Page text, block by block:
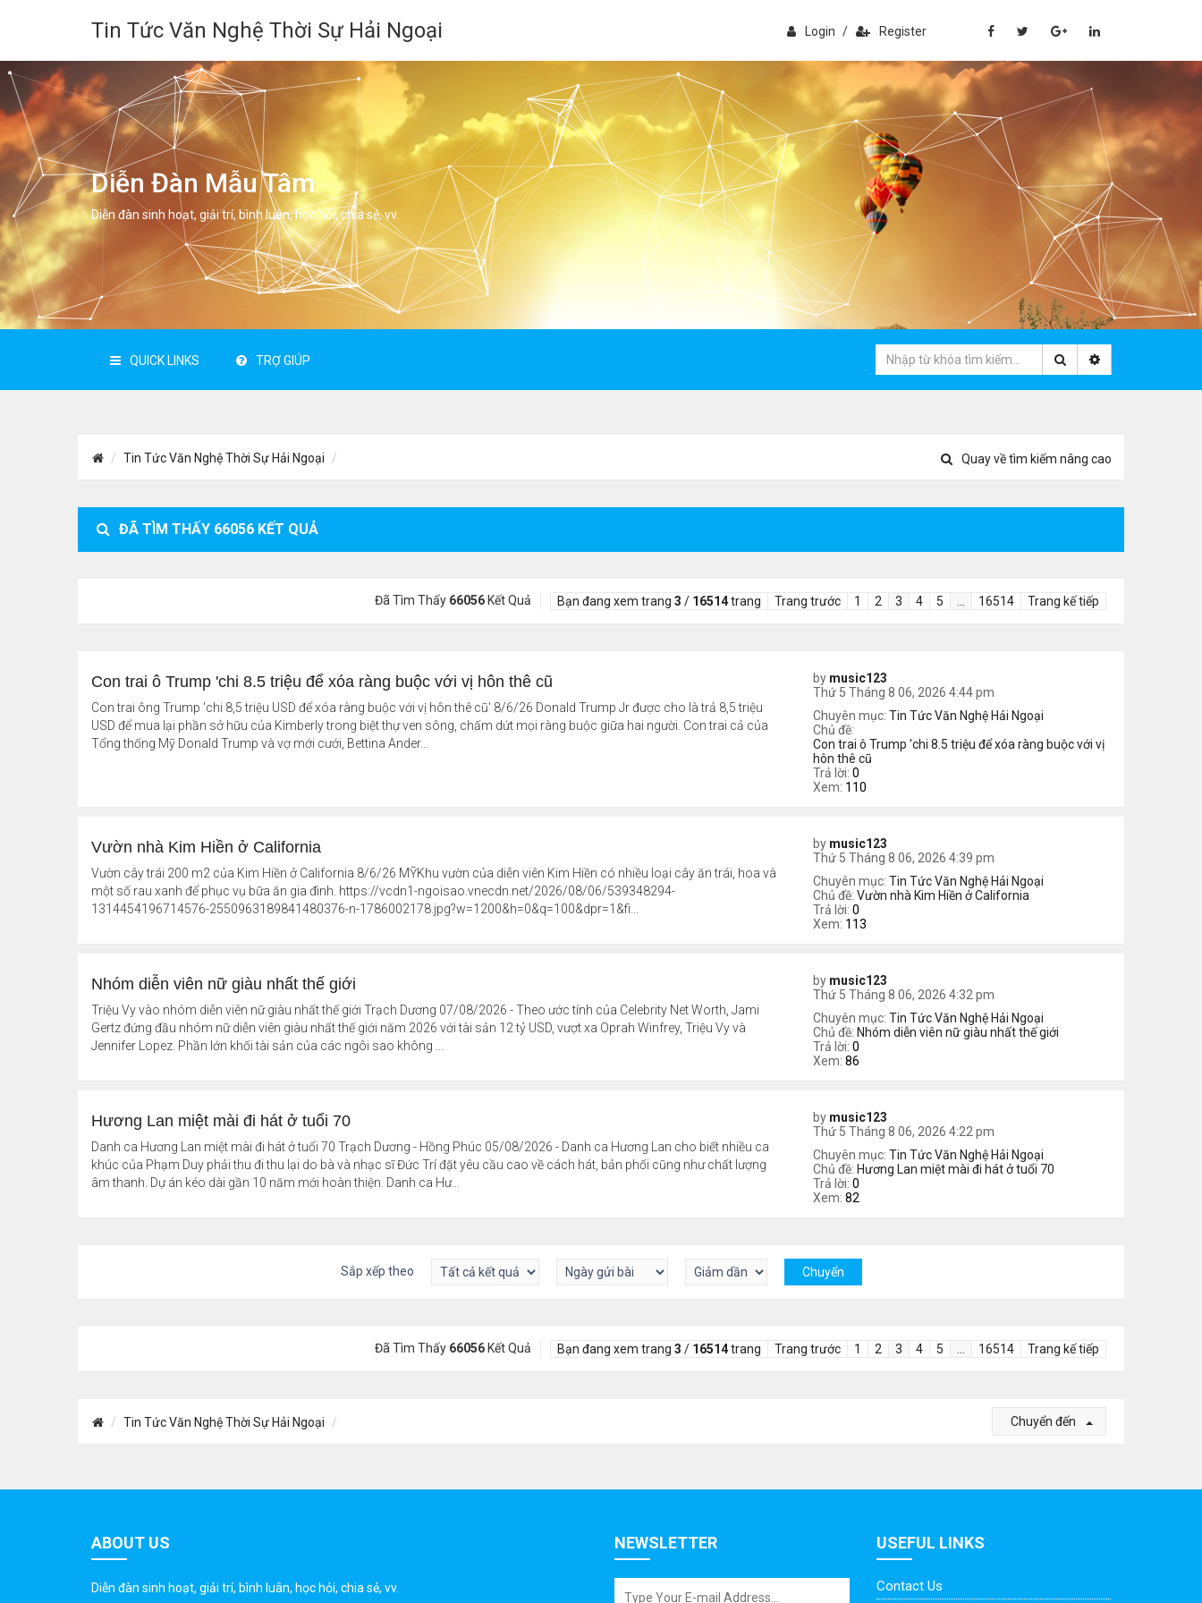
Tin Tức Văn Nghệ Thời Sự Hải Ngoại Login / Register
Diễn Đàn Mẫu Tâm
Diễn đàn sinh hoạt, giải trí, bình luân, học hỏi, chia sẻ, vv.
QUICK LINKS TRỢ GIÚP
Tin Tức Văn Nghệ Thời Sự Hải Ngoại Quay về tìm kiếm nâng cao
ĐÃ TÌM THẤY 66056 KẾT QUẢ
Đã Tìm Thấy 66056 Kết Quả Bạn đang xem trang 3 / 16514trang Trang trước 1 2 3 4 5 16514 Trang kế tiếp
by music123
Thứ 5 Tháng 8 06, 2026 4:44 pm
Chuyên mục: Tin Tức Văn Nghệ Hải Ngoại
Chủ đề:
Con trai ô Trump 'chi 8.5 triệu để xóa ràng buộc với vị
hôn thê cũ
Trả lời: 0
Xem: 110
Con trai ô Trump 'chi 8.5 triệu để xóa ràng buộc với vị hôn thê cũ
Con trai ông Trump 'chi 8,5 triệu USD để xóa ràng buộc với vị hôn thê cũ' 8/6/26 Donald Trump Jr được cho là trả 8,5 triệu
USD để mua lại phần sở hữu của Kimberly trong biệt thự ven sông, chấm dứt mọi ràng buộc giữa hai người. Con trai cả của
Tổng thống Mỹ Donald Trump và vợ mới cưới, Bettina Ander...
by music123
Thứ 5 Tháng 8 06, 2026 4:39 pm
Chuyên mục: Tin Tức Văn Nghệ Hải Ngoại
Chủ đề: Vườn nhà Kim Hiền ở California
Trả lời: 0
Xem: 113
Vườn nhà Kim Hiền ở California
Vườn cây trái 200 m2 của Kim Hiền ở California 8/6/26 MỸKhu vườn của diễn viên Kim Hiền có nhiều loại cây ăn trái, hoa và
một số rau xanh để phục vụ bữa ăn gia đình. https://vcdn1-ngoisao.vnecdn.net/2026/08/06/539348294-
1314454196714576-2550963189841480376-n-1786002178.jpg?w=1200&h=0&q=100&dpr=1&fi...
by music123
Thứ 5 Tháng 8 06, 2026 4:32 pm
Chuyên mục: Tin Tức Văn Nghệ Hải Ngoại
Chủ đề: Nhóm diễn viên nữ giàu nhất thế giới
Trả lời: 0
Xem: 86
Nhóm diễn viên nữ giàu nhất thế giới
Triệu Vy vào nhóm diễn viên nữ giàu nhất thế giới Trạch Dương 07/08/2026 - Theo ước tính của Celebrity Net Worth, Jami
Gertz đứng đầu nhóm nữ diễn viên giàu nhất thế giới năm 2026 với tài sản 12 tỷ USD, vượt xa Oprah Winfrey, Triệu Vy và
Jennifer Lopez. Phần lớn khối tài sản của các ngôi sao không ...
by music123
Thứ 5 Tháng 8 06, 2026 4:22 pm
Chuyên mục: Tin Tức Văn Nghệ Hải Ngoại
Chủ đề: Hương Lan miệt mài đi hát ở tuổi 70
Trả lời: 0
Xem: 82
Hương Lan miệt mài đi hát ở tuổi 70
Danh ca Hương Lan miệt mài đi hát ở tuổi 70 Trạch Dương - Hồng Phúc 05/08/2026 - Danh ca Hương Lan cho biết nhiều ca
khúc của Phạm Duy phải thu đi thu lại do bà và nhạc sĩ Đức Trí đặt yêu cầu cao về cách hát, bản phối cũng như chất lượng
âm thanh. Dự án kéo dài gần 10 năm mới hoàn thiện. Danh ca Hư...
Sắp xếp theo
Đã Tìm Thấy 66056 Kết Quả Bạn đang xem trang 3 / 16514trang Trang trước 1 2 3 4 5 … 16514 Trang kế tiếp
Tin Tức Văn Nghệ Thời Sự Hải Ngoại Chuyển đến
ABOUT US
Diễn đàn sinh hoạt, giải trí, bình luân, học hỏi, chia sẻ, vv.
NEWSLETTER USEFUL LINKS
Contact Us